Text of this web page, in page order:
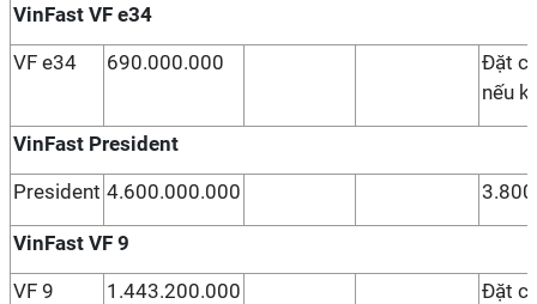
VinFast VF e34
VF e34
690.000.000
Đặt
nếu
VinFast President
President 4.600.000.000
VinFast VF 9
VF 9
1.443.200.000
Đặt